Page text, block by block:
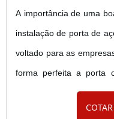
A importância de uma
instalação de porta de
voltado para as
forma perfeita a porta
seja bem realizado é
excelente empresa